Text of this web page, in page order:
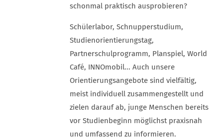
schonmal praktisch ausprobieren?
Schülerlabor, Schnupperstudium,
Studienorientierungstag,
Partnerschulprogramm, Planspiel, World
Café, INNOmobil... Auch unsere
Orientierungsangebote sind vielfältig,
meist individuell zusammengestellt und
zielen darauf ab, junge Menschen bereits
vor Studienbeginn möglichst praxisnah
und umfassend zu informieren.